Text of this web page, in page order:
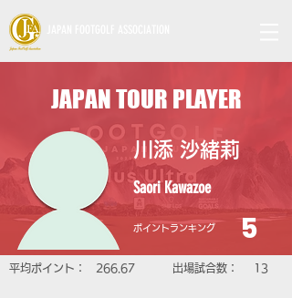
JAPAN TOUR PLAYER
川添 沙緒莉
Saori Kawazoe
​ポイントランキング 5
​平均ポイント： 266.67 ​出場試合数： 13